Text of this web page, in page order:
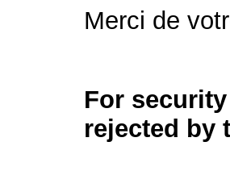
Merci de
For
rejected by